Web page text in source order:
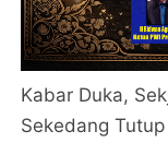
Kabar Duka,
Sekedang